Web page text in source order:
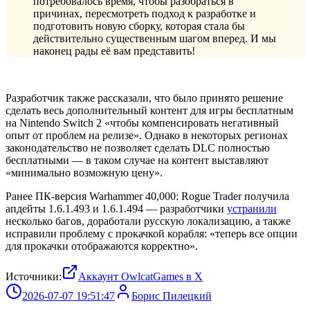
причинах, пересмотреть подход к разработке и
подготовить новую сборку, которая стала бы
действительно существенным шагом вперед. И мы
наконец рады её вам представить!
Разработчик также рассказали, что было принято решение
сделать весь дополнительный контент для игры бесплатным
на Nintendo Switch 2 «чтобы компенсировать негативный
опыт от проблем на релизе». Однако в некоторых регионах
законодательство не позволяет сделать DLC полностью
бесплатными — в таком случае на контент выставляют
«минимально возможную цену».
Ранее ПК-версия Warhammer 40,000: Rogue Trader получила
апдейты 1.6.1.493 и 1.6.1.494 — разработчики устранили
несколько багов, доработали русскую локализацию, а также
исправили проблему с прокачкой корабля: «теперь все опции
для прокачки отображаются корректно».
Источники:
Аккаунт OwlcatGames в Х
2026-07-07 19:51:47
Борис Пилецкий